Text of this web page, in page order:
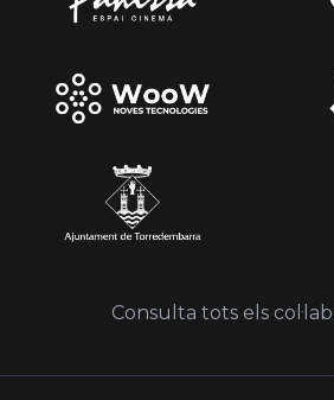
Consulta tots els